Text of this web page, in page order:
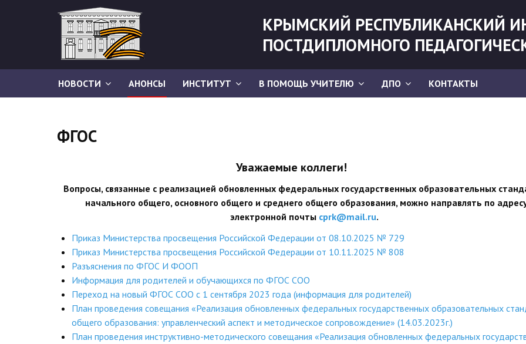
КРЫМСКИЙ РЕСПУБЛИКАНСКИЙ
ПОСТДИПЛОМНОГО
НОВОСТИ АНОНСЫ ИНСТИТУТ В ПОМОЩЬ УЧИТЕЛЮ ДПО КОНТАКТЫ
ФГОС
Уважаемые коллеги!
Вопросы, связанные с реализацией обновленных федеральных государственных образовательных
начального общего, основного общего и среднего общего образования, можно направлять по
электронной почты cprk@mail.ru.
Приказ Министерства просвещения Российской Федерации от 08.10.2025 № 729
Приказ Министерства просвещения Российской Федерации от 10.11.2025 № 808
Разъяснения по ФГОС И ФООП
Информация для родителей и обучающихся по ФГОС СОО
Переход на новый ФГОС СОО с 1 сентября 2023 года (информация для родителей)
План проведения совещания «Реализация обновленных федеральных государственных образовательных
общего образования: управленческий аспект и методическое сопровождение» (14.03.2023г.)
План проведения инструктивно-методического совещания «Реализация обновленных федеральных